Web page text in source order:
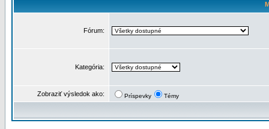
Fórum:
Kategória:
Zobraziť výsledok ako: Príspevky Témy